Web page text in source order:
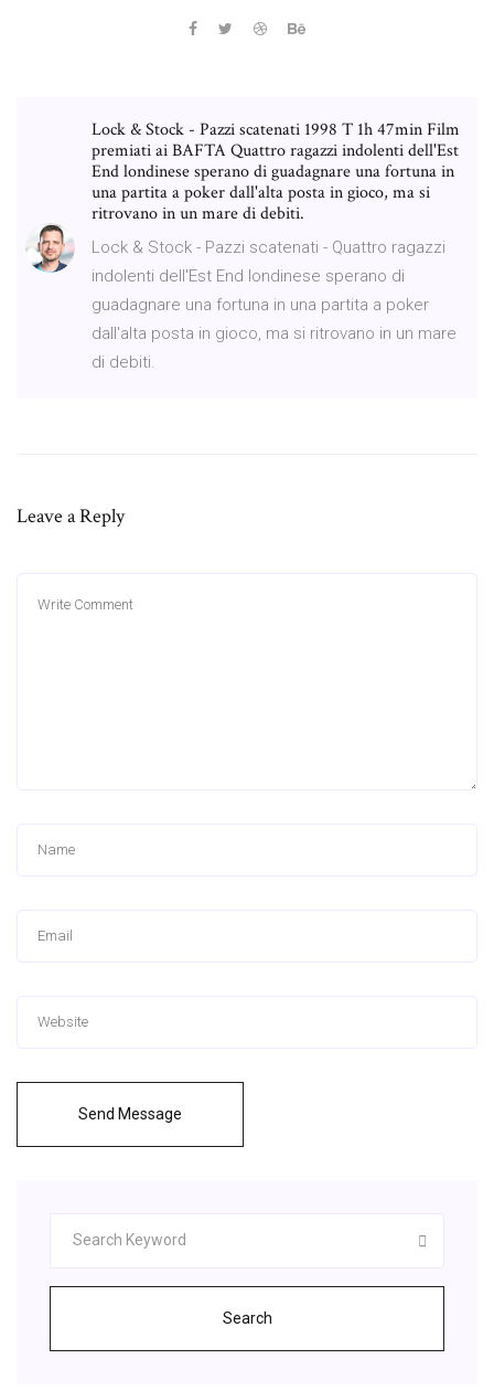
Lock & Stock - Pazzi scatenati 1998 T 1h 47min Film
premiati ai BAFTA Quattro ragazzi indolenti dell'Est
End londinese sperano di guadagnare una fortuna in
una partita a poker dall'alta posta in gioco, ma si
ritrovano in un mare di debiti.
Lock & Stock - Pazzi scatenati - Quattro ragazzi
indolenti dell'Est End londinese sperano di
guadagnare una fortuna in una partita a poker
dall'alta posta in gioco, ma si ritrovano in un mare
di debiti.
Leave a Reply
Send Message
Search